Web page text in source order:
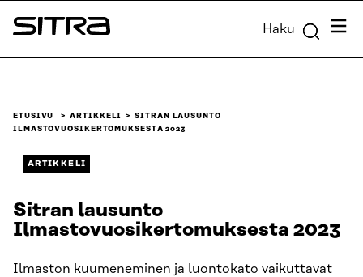
Siirry
suoraan
Sitra Haku
ETUSIVU ARTIKKELI
SITRAN LAUSUNTO
ILMASTOVUOSIKERTOMUKSESTA 2023
ARTIKKELI
Sitran lausunto
Ilmastovuosikertomuksesta 2023
Ilmaston kuumeneminen ja luontokato vaikuttavat